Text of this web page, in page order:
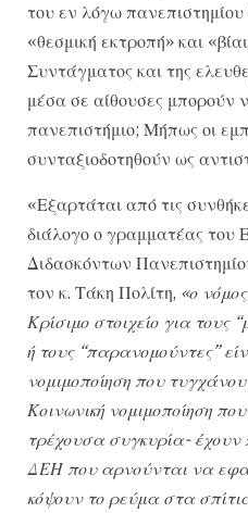
του εν λόγω
«θεσμική εκτροπή» και
Συντάγματος και της
μέσα σε αίθουσες μπορούν
πανεπιστήμιο; Μήπως οι
συνταξιοδοτηθούν ως
«Εξαρτάται από τις
διάλογο ο γραμματέας του
Διδασκόντων
τον κ. Τάκη Πολίτη, «ο
Κρίσιμο στοιχείο για τους
ή τους “παρανομούντες”
νομιμοποίηση που
Κοινωνική νομιμοποίηση
τρέχουσα συγκυρία- έχουν
ΔΕΗ που αρνούνται να
κόψουν το ρεύμα στα